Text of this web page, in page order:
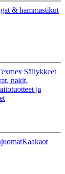
& hammastikut
Säilykkeet
nakit,
ja
Kaakaot